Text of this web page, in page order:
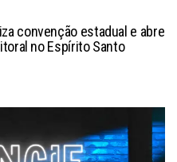
convenção estadual e abre
no Espírito Santo